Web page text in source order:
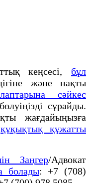
кеңсесі, бұл
және нақты
сәйкес
сұрайды.
жағдайыңызға
құқықтық құжатты
Заңгер/Адвокат
болады: +7 (708)